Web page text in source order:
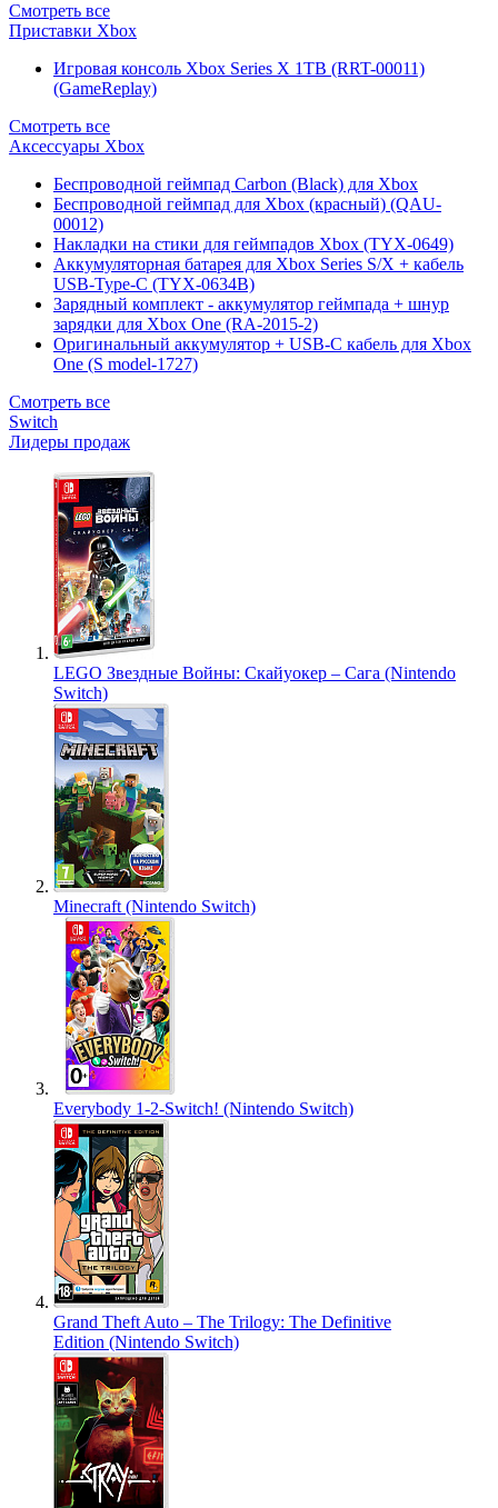
Смотреть все
Приставки Xbox
Игровая консоль Xbox Series X 1TB (RRT-00011)
(GameReplay)
Смотреть все
Аксессуары Xbox
Беспроводной геймпад Carbon (Black) для Xbox
Беспроводной геймпад для Xbox (красный) (QAU-
00012)
Накладки на стики для геймпадов Xbox (TYX-0649)
Аккумуляторная батарея для Xbox Series S/X + кабель
USB-Type-C (TYX-0634B)
Зарядный комплект - аккумулятор геймпада + шнур
зарядки для Xbox One (RA-2015-2)
Оригинальный аккумулятор + USB-C кабель для Xbox
One (S model-1727)
Смотреть все
Switch
Лидеры продаж
LEGO Звездные Войны: Скайуокер – Сага (Nintendo
Switch)
Minecraft (Nintendo Switch)
Everybody 1-2-Switch! (Nintendo Switch)
Grand Theft Auto – The Trilogy: The Definitive
Edition (Nintendo Switch)